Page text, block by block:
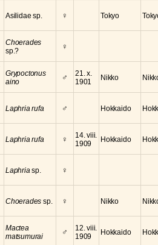
Asilidae sp. ♀ Tokyo
Choerades
sp.?
♀
Grypoctonus
aino
♂
21. x.
1901
Nikko
Laphria rufa ♂ Hokkaido
Laphria rufa ♀
14. viii.
1909
Hokkaido
Laphriasp. ♀
Choerades sp. ♀ Nikko
Mactea
matsumurai
♂
12. viii.
1909
Hokkaido